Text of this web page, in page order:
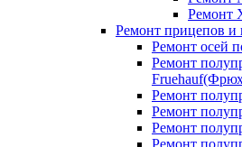
Ремонт
Ремонт прицепов и
Ремонт осей
Ремонт
Ремонт
Ремонт
Ремонт
Ремонт